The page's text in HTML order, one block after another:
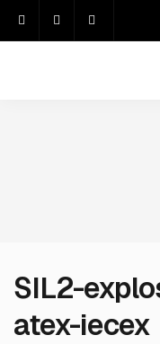
SIL2-
atex-iecex